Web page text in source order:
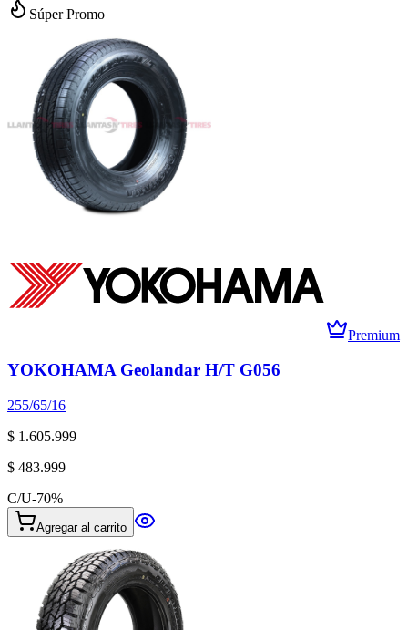
Súper Promo
Premium
YOKOHAMA Geolandar H/T G056
255/65/16
$ 1.605.999
$ 483.999
C/U-70%
Agregar al carrito